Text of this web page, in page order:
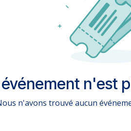
n'est
n'avons trouvé aucun